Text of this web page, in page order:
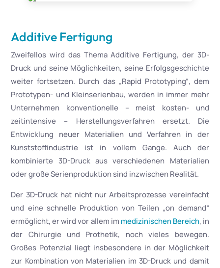
Additive Fertigung
Zweifellos wird das Thema Additive Fertigung, der 3D-
Druck und seine Möglichkeiten, seine Erfolgsgeschichte
weiter fortsetzen. Durch das „Rapid Prototyping“, dem
Prototypen- und Kleinserienbau, werden in immer mehr
Unternehmen konventionelle – meist kosten- und
zeitintensive – Herstellungsverfahren ersetzt. Die
Entwicklung neuer Materialien und Verfahren in der
Kunststoffindustrie ist in vollem Gange. Auch der
kombinierte 3D-Druck aus verschiedenen Materialien
oder große Serienproduktion sind inzwischen Realität.
Der 3D-Druck hat nicht nur Arbeitsprozesse vereinfacht
und eine schnelle Produktion von Teilen „on demand“
ermöglicht, er wird vor allem im medizinischen Bereich, in
der Chirurgie und Prothetik, noch vieles bewegen.
Großes Potenzial liegt insbesondere in der Möglichkeit
zur Kombination von Materialien im 3D-Druck und damit